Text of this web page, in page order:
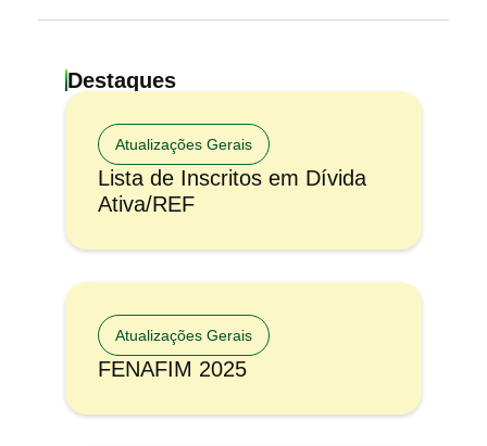
Destaques
Atualizações Gerais
Lista de Inscritos em Dívida
Ativa/REF
Atualizações Gerais
FENAFIM 2025